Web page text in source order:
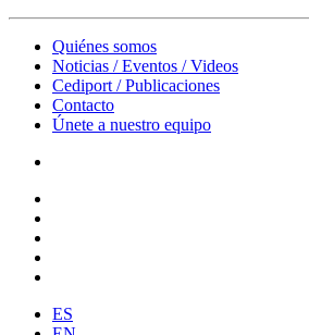
Quiénes somos
Noticias / Eventos / Videos
Cediport / Publicaciones
Contacto
Únete a nuestro equipo
ES